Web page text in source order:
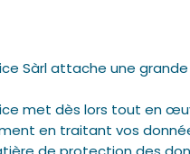
Sàrl attache une
met dès lors tout en
en traitant vos